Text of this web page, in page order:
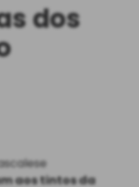
dos
aos tintos da